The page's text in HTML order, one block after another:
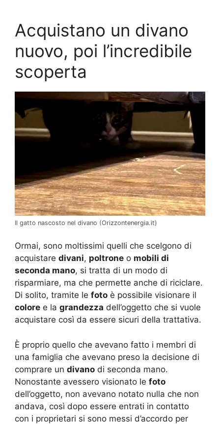
Acquistano un divano
nuovo, poi l’incredibile
scoperta
Il gatto nascosto nel divano (Orizzontenergia.it)
Ormai, sono moltissimi quelli che scelgono di
acquistare divani, poltrone o mobili di
seconda mano, si tratta di un modo di
risparmiare, ma che permette anche di riciclare.
Di solito, tramite le foto è possibile visionare il
colore e la grandezza dell’oggetto che si vuole
acquistare così da essere sicuri della trattativa.
È proprio quello che avevano fatto i membri di
una famiglia che avevano preso la decisione di
comprare un divano di seconda mano.
Nonostante avessero visionato le foto
dell’oggetto, non avevano notato nulla che non
andava, così dopo essere entrati in contatto
con i proprietari si sono messi d’accordo per